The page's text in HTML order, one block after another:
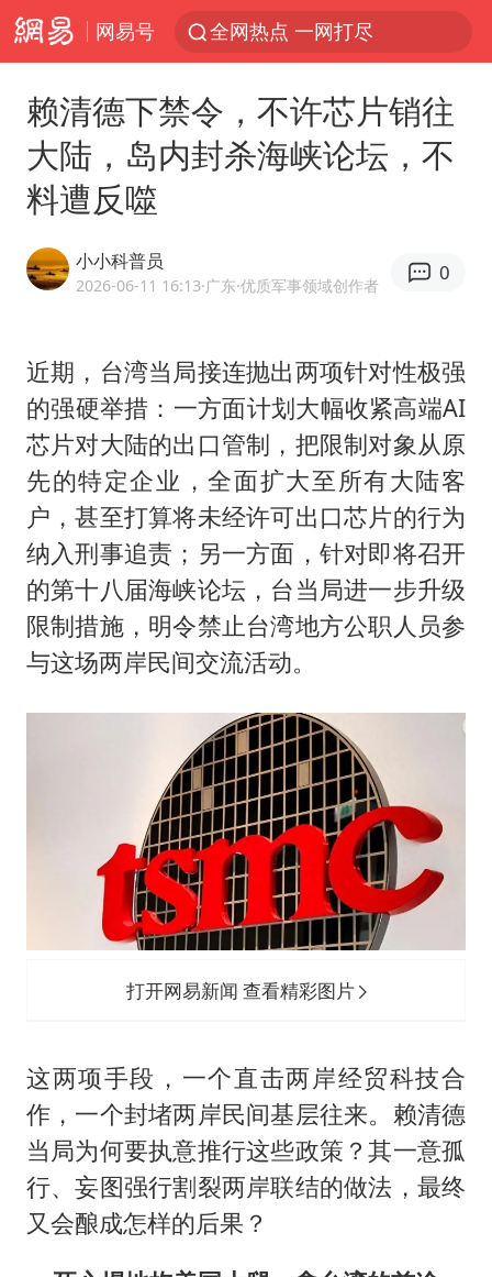
网易号 全网热点 一网打尽
赖清德下禁令，不许芯片销往
大陆，岛内封杀海峡论坛，不
料遭反噬
小小科普员
2026-06-11 16:13·广东·优质军事领域创作者
0
近期，台湾当局接连抛出两项针对性极强
的强硬举措：一方面计划大幅收紧高端AI
芯片对大陆的出口管制，把限制对象从原
先的特定企业，全面扩大至所有大陆客
户，甚至打算将未经许可出口芯片的行为
纳入刑事追责；另一方面，针对即将召开
的第十八届海峡论坛，台当局进一步升级
限制措施，明令禁止台湾地方公职人员参
与这场两岸民间交流活动。
打开网易新闻 查看精彩图片
这两项手段，一个直击两岸经贸科技合
作，一个封堵两岸民间基层往来。赖清德
当局为何要执意推行这些政策？其一意孤
行、妄图强行割裂两岸联结的做法，最终
又会酿成怎样的后果？